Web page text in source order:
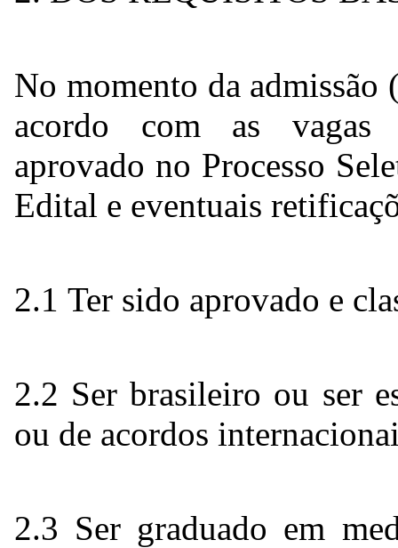
No momento da
acordo com as vagas
aprovado no Processo
Edital e eventuais
2.1 Ter sido aprovado e
2.2 Ser brasileiro ou ser
ou de acordos
2.3 Ser graduado em